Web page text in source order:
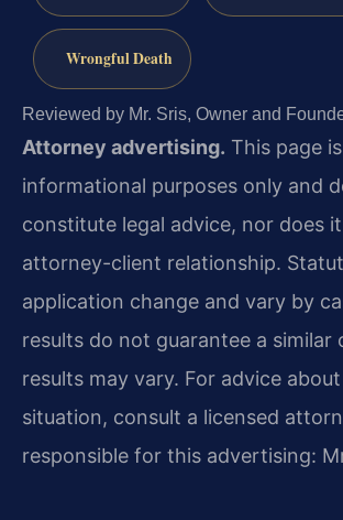
Wrongful Death
Reviewed by Mr. Sris, Owner and
Attorney advertising. This page
informational purposes only and
constitute legal advice, nor does
attorney-client relationship.
application change and vary by
results do not guarantee a similar
results may vary. For advice
situation, consult a licensed
responsible for this advertising: